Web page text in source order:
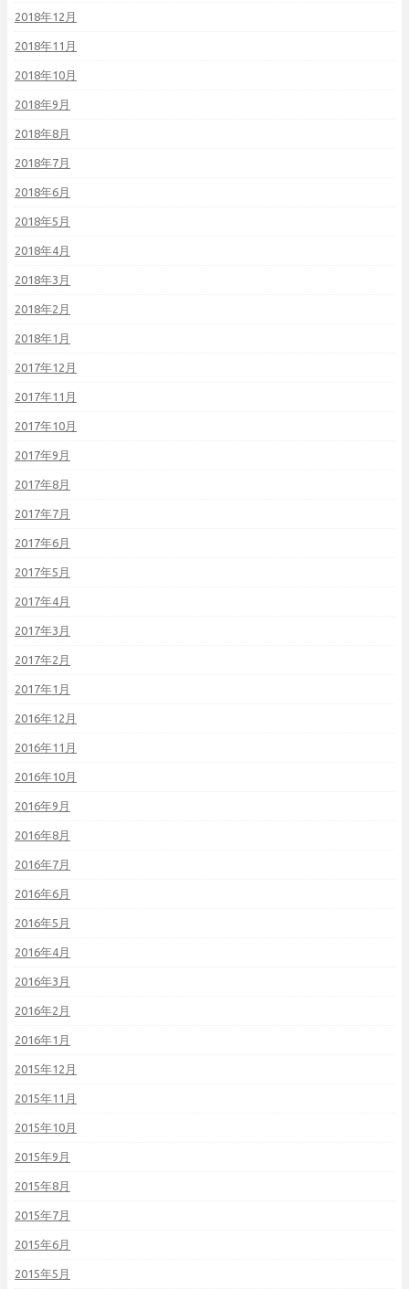
2018年12月
2018年11月
2018年10月
2018年9月
2018年8月
2018年7月
2018年6月
2018年5月
2018年4月
2018年3月
2018年2月
2018年1月
2017年12月
2017年11月
2017年10月
2017年9月
2017年8月
2017年7月
2017年6月
2017年5月
2017年4月
2017年3月
2017年2月
2017年1月
2016年12月
2016年11月
2016年10月
2016年9月
2016年8月
2016年7月
2016年6月
2016年5月
2016年4月
2016年3月
2016年2月
2016年1月
2015年12月
2015年11月
2015年10月
2015年9月
2015年8月
2015年7月
2015年6月
2015年5月